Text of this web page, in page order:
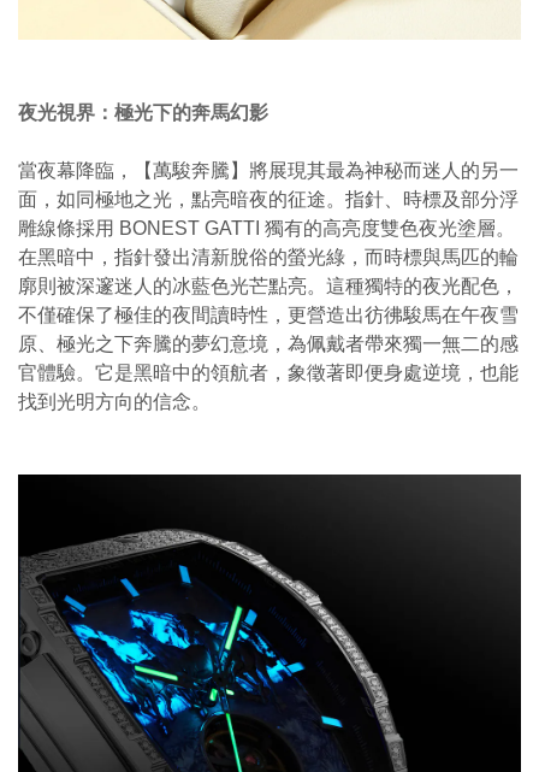
夜光視界：極光下的奔馬幻影
當夜幕降臨，【萬駿奔騰】將展現其最為神秘而迷人的另一
面，如同極地之光，點亮暗夜的征途。指針、時標及部分浮
雕線條採用 BONEST GATTI 獨有的高亮度雙色夜光塗層。
在黑暗中，指針發出清新脫俗的螢光綠，而時標與馬匹的輪
廓則被深邃迷人的冰藍色光芒點亮。這種獨特的夜光配色，
不僅確保了極佳的夜間讀時性，更營造出彷彿駿馬在午夜雪
原、極光之下奔騰的夢幻意境，為佩戴者帶來獨一無二的感
官體驗。它是黑暗中的領航者，象徵著即便身處逆境，也能
找到光明方向的信念。